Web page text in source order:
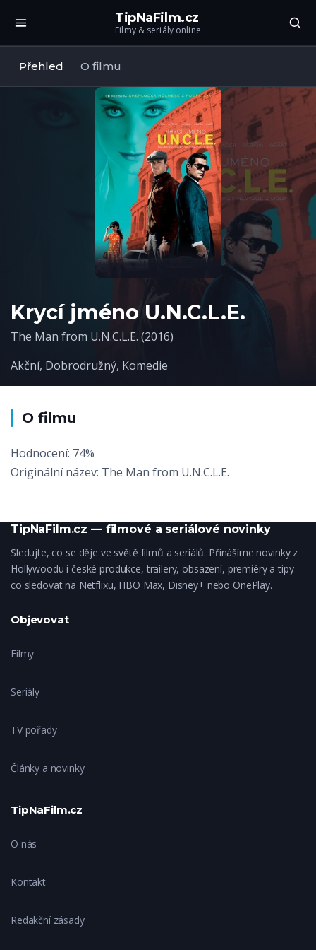
TipNaFilm.cz
Filmy & seriály online
Přehled O filmu
Krycí jméno U.N.C.L.E.
The Man from U.N.C.L.E. (2016)
Akční, Dobrodružný, Komedie
O filmu
Hodnocení: 74%
Originální název: The Man from U.N.C.L.E.
TipNaFilm.cz — filmové a seriálové novinky
Sledujte, co se děje ve světě filmů a seriálů. Přinášíme novinky z
Hollywoodu i české produkce, trailery, obsazení, premiéry a tipy
co sledovat na Netflixu, HBO Max, Disney+ nebo OnePlay.
Objevovat
Filmy
Seriály
TV pořady
Články a novinky
TipNaFilm.cz
O nás
Kontakt
Redakční zásady